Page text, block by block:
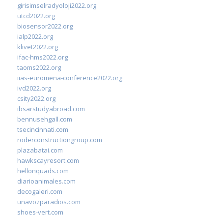
girisimselradyoloji2022.org
utcd2022.org
biosensor2022.org
ialp2022.org
klivet2022.org
ifac-hms2022.org
taoms2022.org
iias-euromena-conference2022.org
ivd2022.org
csity2022.org
ibsarstudyabroad.com
bennusehgall.com
tsecincinnati.com
roderconstructiongroup.com
plazabatai.com
hawkscayresort.com
hellonquads.com
diarioanimales.com
decogaleri.com
unavozparadios.com
shoes-vert.com